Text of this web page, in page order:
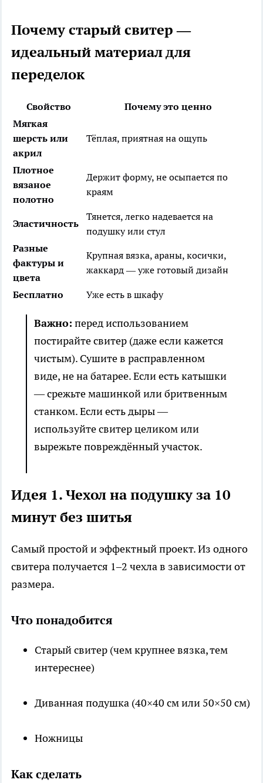
Почему старый свитер —
идеальный материал для
переделок
Свойство
Почему это ценно
Мягкая
шерсть или
акрил
Тёплая, приятная на ощупь
Плотное
вязаное
полотно
Держит форму, не осыпается по
краям
Эластичность
Тянется, легко надевается на
подушку или стул
Разные
фактуры и
цвета
Крупная вязка, араны, косички,
жаккард — уже готовый дизайн
Бесплатно Уже есть в шкафу
Важно: перед использованием
постирайте свитер (даже если кажется
чистым). Сушите в расправленном
виде, не на батарее. Если есть катышки
— срежьте машинкой или бритвенным
станком. Если есть дыры —
используйте свитер целиком или
вырежьте повреждённый участок.
Идея 1. Чехол на подушку за 10
минут без шитья
Самый простой и эффектный проект. Из одного
свитера получается 1–2 чехла в зависимости от
размера.
Что понадобится
Старый свитер (чем крупнее вязка, тем
интереснее)
Диванная подушка (40×40 см или 50×50 см)
Ножницы
Как сделать